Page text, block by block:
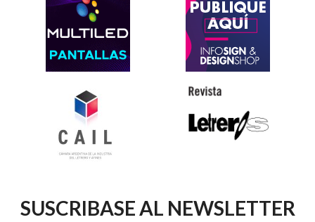
SUSCRIBASE AL NEWSLETTER